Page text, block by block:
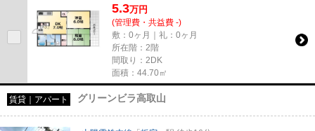
5.3万円
(管理費・共益費 -)
敷：0ヶ月｜礼：0ヶ月
所在階：2階
間取り：2DK
面積：44.70㎡
賃貸｜アパート グリーンビラ高取山